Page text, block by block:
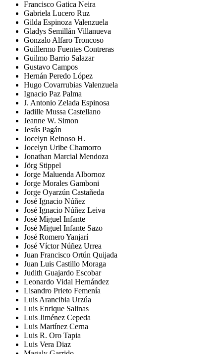
Francisco Gatica Neira
Gabriela Lucero Ruz
Gilda Espinoza Valenzuela
Gladys Semillán Villanueva
Gonzalo Alfaro Troncoso
Guillermo Fuentes Contreras
Guilmo Barrio Salazar
Gustavo Campos
Hernán Peredo López
Hugo Covarrubias Valenzuela
Ignacio Paz Palma
J. Antonio Zelada Espinosa
Jadille Mussa Castellano
Jeanne W. Simon
Jesús Pagán
Jocelyn Reinoso H.
Jocelyn Uribe Chamorro
Jonathan Marcial Mendoza
Jörg Stippel
Jorge Maluenda Albornoz
Jorge Morales Gamboni
Jorge Oyarzún Castañeda
José Ignacio Núñez
José Ignacio Núñez Leiva
José Miguel Infante
José Miguel Infante Sazo
José Romero Yanjarí
José Víctor Núñez Urrea
Juan Francisco Ortún Quijada
Juan Luis Castillo Moraga
Judith Guajardo Escobar
Leonardo Vidal Hernández
Lisandro Prieto Femenía
Luis Arancibia Urzúa
Luis Enrique Salinas
Luis Jiménez Cepeda
Luis Martínez Cerna
Luis R. Oro Tapia
Luis Vera Diaz